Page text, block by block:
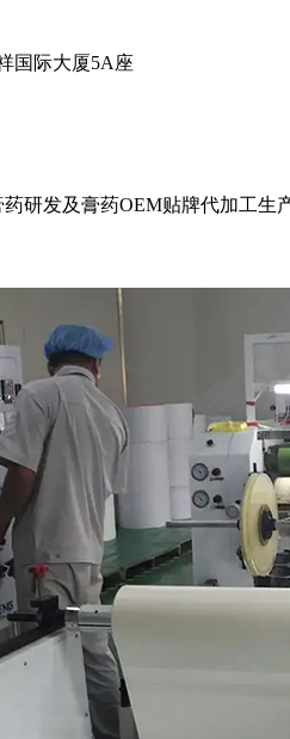
国际大厦5A座
研发及膏药OEM贴牌代加工